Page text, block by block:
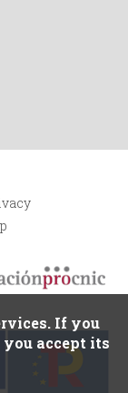
If you
accept its